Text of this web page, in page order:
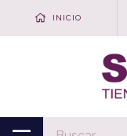
INICIO